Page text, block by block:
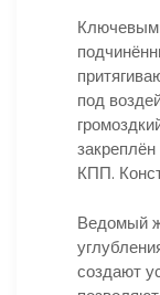
под
КПП.
Ведомый
создают